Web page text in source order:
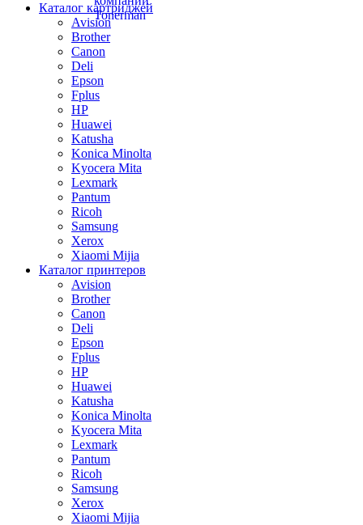
Каталог картриджей
Avision
Brother
Canon
Deli
Epson
Fplus
HP
Huawei
Katusha
Konica Minolta
Kyocera Mita
Lexmark
Pantum
Ricoh
Samsung
Xerox
Xiaomi Mijia
Каталог принтеров
Avision
Brother
Canon
Deli
Epson
Fplus
HP
Huawei
Katusha
Konica Minolta
Kyocera Mita
Lexmark
Pantum
Ricoh
Samsung
Xerox
Xiaomi Mijia